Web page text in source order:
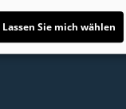
Lassen Sie mich wählen